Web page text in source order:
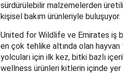
sürdürülebilir malzemelerden
kişisel bakım ürünleriyle buluşuyor.
United for Wildlife ve Emirates iş
en çok tehlike altında olan
yolcuları için ilk kez, bitki bazlı
wellness ürünleri kitlerin içinde yer